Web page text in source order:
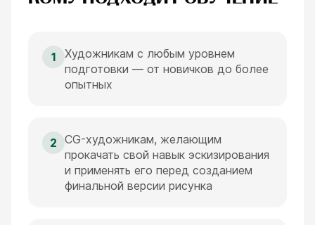
1
Художникам с любым уровнем
подготовки — от новичков до более
опытных
2 CG-художникам, желающим
прокачать свой навык эскизирования
и применять его перед созданием
финальной версии рисунка